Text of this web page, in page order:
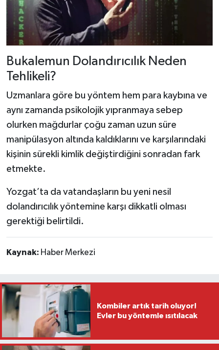
Bukalemun Dolandırıcılık Neden
Tehlikeli?
Uzmanlara göre bu yöntem hem para kaybına ve
aynı zamanda psikolojik yıpranmaya sebep
olurken mağdurlar çoğu zaman uzun süre
manipülasyon altında kaldıklarını ve karşılarındaki
kişinin sürekli kimlik değiştirdiğini sonradan fark
etmekte.
Yozgat’ta da vatandaşların bu yeni nesil
dolandırıcılık yöntemine karşı dikkatli olması
gerektiği belirtildi.
Kaynak: Haber Merkezi
Kombiler artık tarih oluyor!
Evler bu yöntemle ısıtılacak